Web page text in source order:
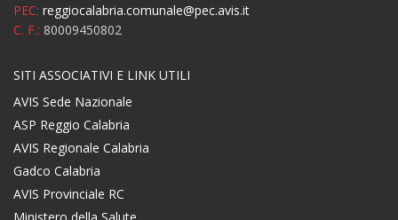
PEC: reggiocalabria.comunale@pec.avis.it
C. F.: 80009450802
SITI ASSOCIATIVI E LINK UTILI
AVIS Sede Nazionale
ASP Reggio Calabria
AVIS Regionale Calabria
Gadco Calabria
AVIS Provinciale RC